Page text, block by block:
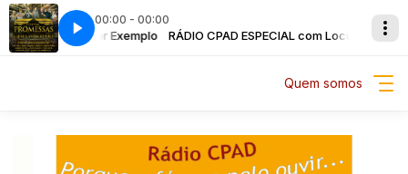
00:00 - 00:00
com Locutor Exemplo RÁDIO CPAD ESPECIAL com Locutor Exemplo
sonhos de Deus (ao vivo) Ludmila Ferber - Os sonhos de Deus (ao
Quem somos